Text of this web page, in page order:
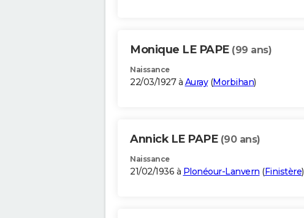
Monique LE PAPE (99 ans)
Naissance
22/03/1927 à Auray(Morbihan)
Annick LE PAPE (90 ans)
Naissance
21/02/1936 à Plonéour-Lanvern (Finistère)